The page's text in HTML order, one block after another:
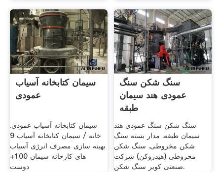
سیمان کتابخانه آسیاب
عمودی
سیمان کتابخانه آسیاب عمودی.
خانه / سیمان کتابخانه آسیاب 9
بهینه سازی مصرف انرژی آسیاب
های کارخانه سیمان 100+
دوست
سنگ شکن سنگ
عمودی هند سیمان
طبقه
سنگ شکن سنگ عمودی هند
سیمان طبقه. مدار بسته سنگ
شکن مخروطی. سنگ شکن
مخروطی (هیدروکن) شرکت
صنعتی کویر سنگ شکن.